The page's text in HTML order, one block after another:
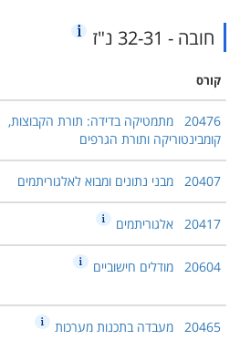
חובה - 32-31 נ"ז
קורס
20476 מתמטיקה בדידה: תורת הקבוצות,
קומבינטוריקה ותורת הגרפים
20407 מבני נתונים ומבוא לאלגוריתמים
20417 אלגוריתמים
20604 מודלים חישוביים
20465 מעבדה בתכנות מערכות